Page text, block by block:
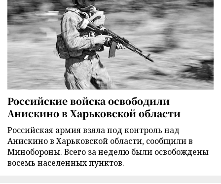
Российские войска освободили
Анискино в Харьковской области
Российская армия взяла под контроль над
Анискино в Харьковской области, сообщили в
Минобороны. Всего за неделю были освобождены
восемь населенных пунктов.